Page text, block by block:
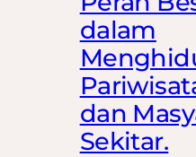
dalam
dan
Sekitar.